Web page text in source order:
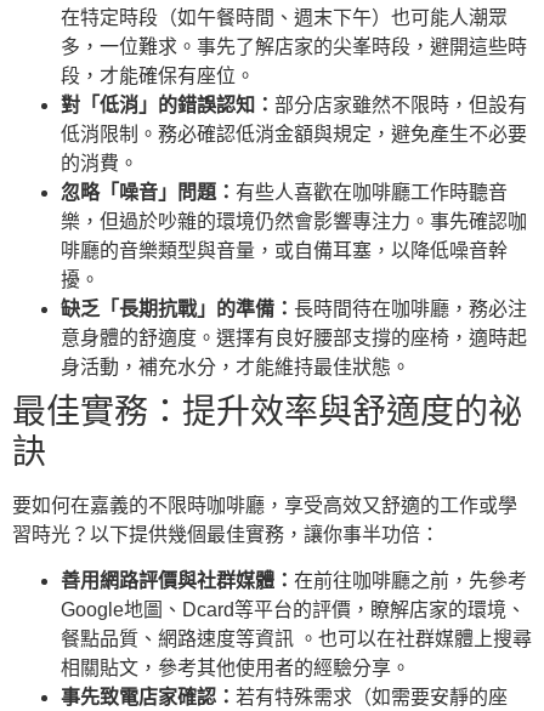
在特定時段（如午餐時間、週末下午）也可能人潮眾
多，一位難求。事先了解店家的尖峯時段，避開這些時
段，才能確保有座位。
對「低消」的錯誤認知： 部分店家雖然不限時，但設有
低消限制。務必確認低消金額與規定，避免產生不必要
的消費。
忽略「噪音」問題： 有些人喜歡在咖啡廳工作時聽音
樂，但過於吵雜的環境仍然會影響專注力。事先確認咖
啡廳的音樂類型與音量，或自備耳塞，以降低噪音幹
擾。
缺乏「長期抗戰」的準備： 長時間待在咖啡廳，務必注
意身體的舒適度。選擇有良好腰部支撐的座椅，適時起
身活動，補充水分，才能維持最佳狀態。
最佳實務：提升效率與舒適度的祕
訣
要如何在嘉義的不限時咖啡廳，享受高效又舒適的工作或學
習時光？以下提供幾個最佳實務，讓你事半功倍：
善用網路評價與社群媒體： 在前往咖啡廳之前，先參考
Google地圖、Dcard等平台的評價，瞭解店家的環境、
餐點品質、網路速度等資訊 。也可以在社群媒體上搜尋
相關貼文，參考其他使用者的經驗分享。
事先致電店家確認： 若有特殊需求（如需要安靜的座